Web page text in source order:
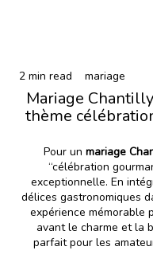
2 min read mariage
Mariage
thème
Pour un mariage
“célébration
exceptionnelle. En
délices gastronomiques
expérience mémorable
avant le charme et la
parfait pour les